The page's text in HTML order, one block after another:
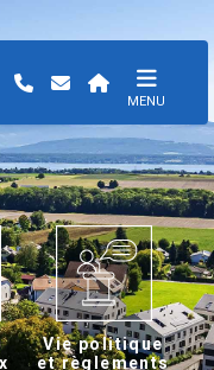
MENU
Vie politique
et règlements